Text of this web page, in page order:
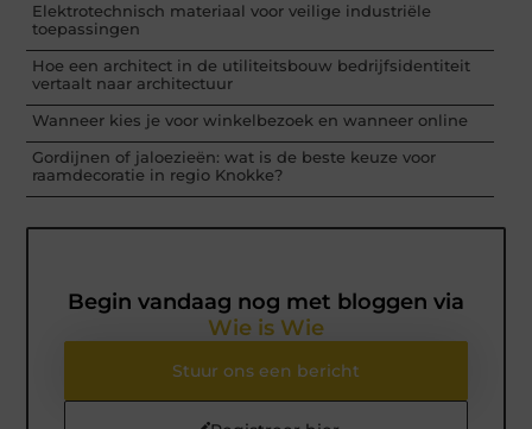
Elektrotechnisch materiaal voor veilige industriële
toepassingen
Hoe een architect in de utiliteitsbouw bedrijfsidentiteit
vertaalt naar architectuur
Wanneer kies je voor winkelbezoek en wanneer online
Gordijnen of jaloezieën: wat is de beste keuze voor
raamdecoratie in regio Knokke?
Begin vandaag nog met bloggen via
Wie is Wie
Stuur ons een bericht